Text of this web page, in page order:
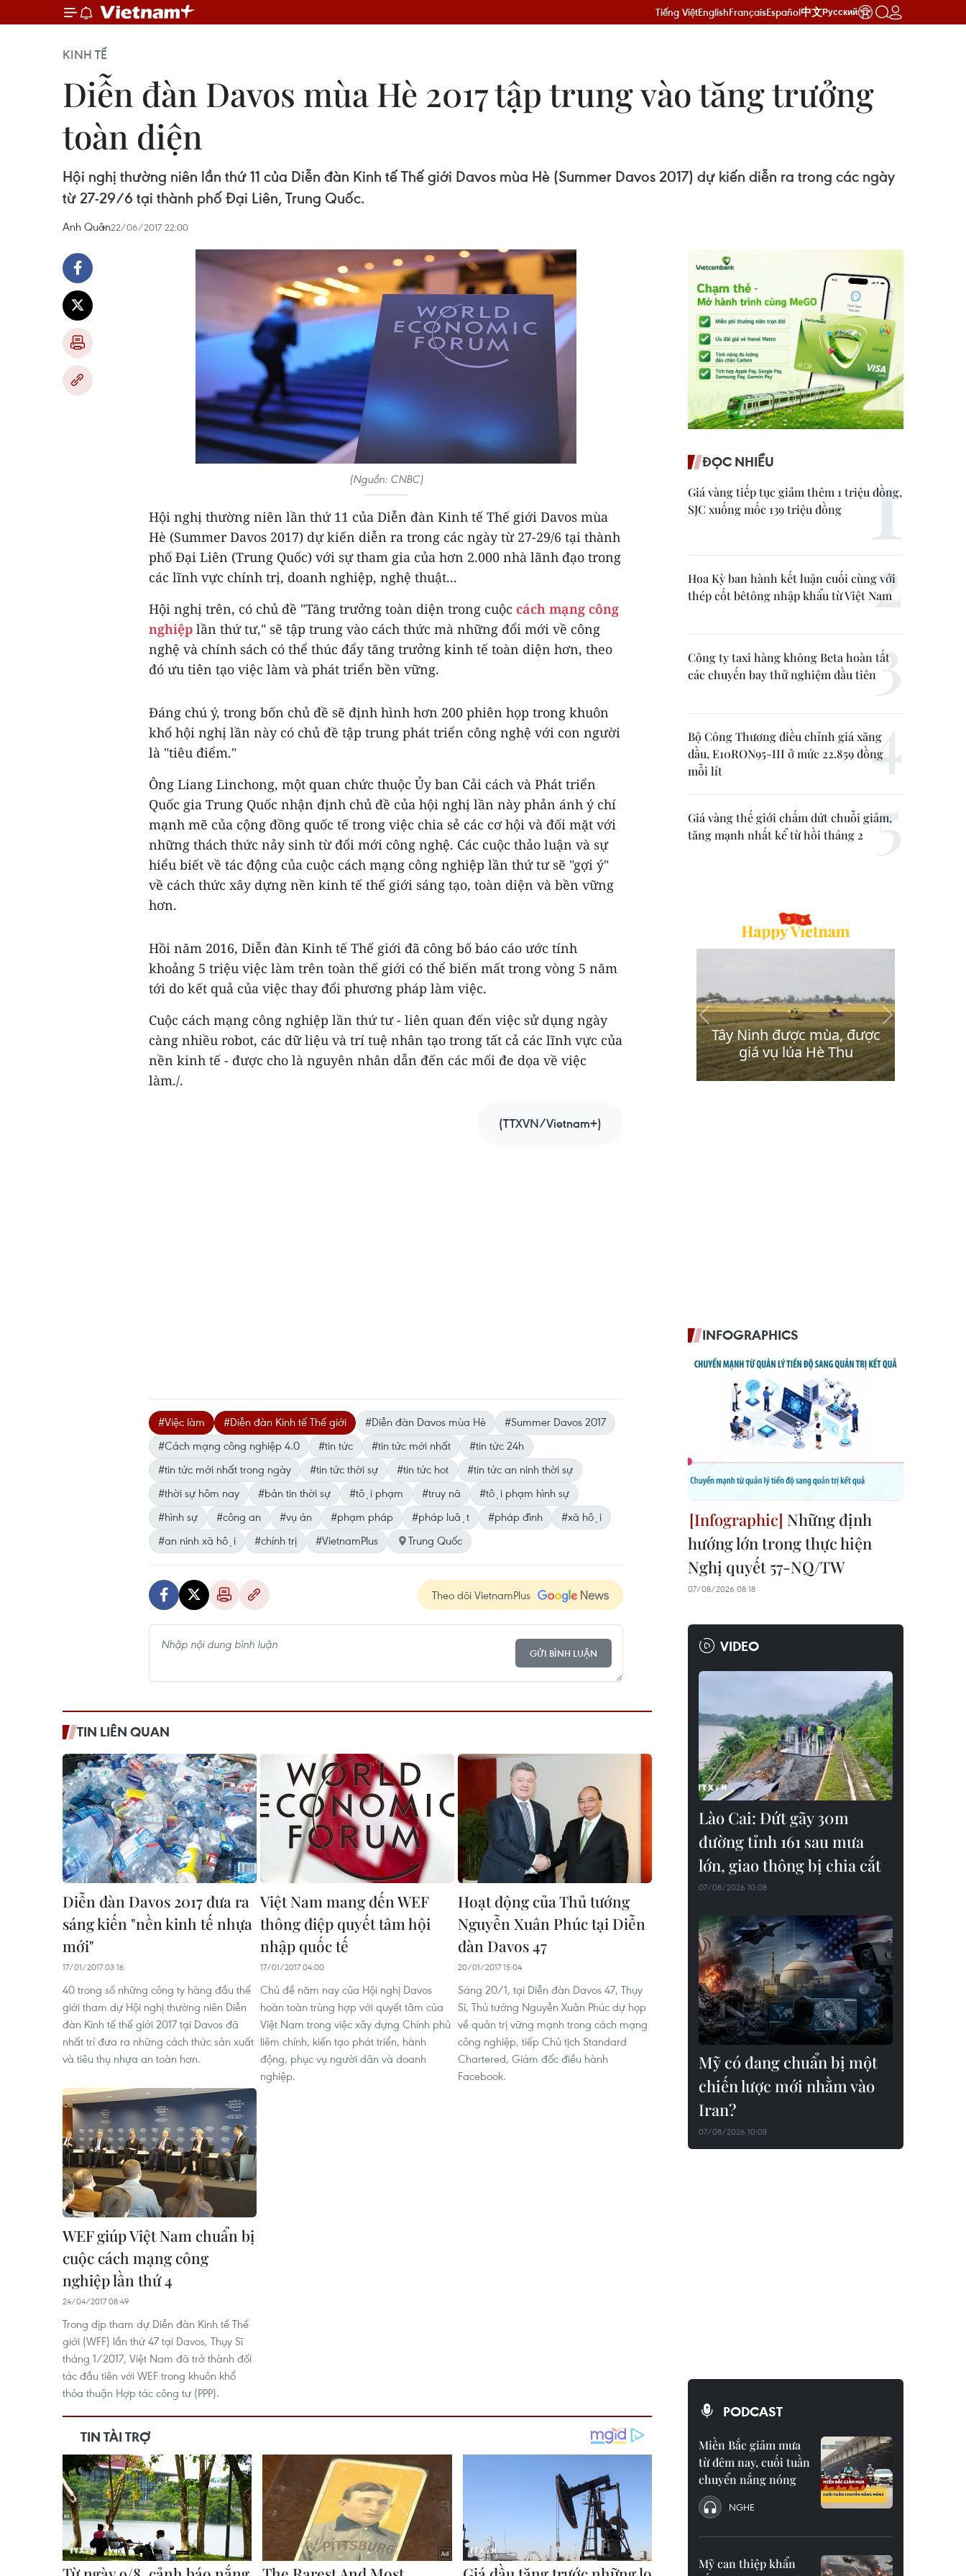
Tiếng ViệtEnglishFrançaisEspañol中文Русский
KINH TẾ
Diễn đàn Davos mùa Hè 2017 tập trung vào tăng trưởng
toàn diện
Hội nghị thường niên lần thứ 11 của Diễn đàn Kinh tế Thế giới Davos mùa Hè (Summer Davos 2017) dự kiến diễn ra trong các ngày
từ 27-29/6 tại thành phố Đại Liên, Trung Quốc.
Anh Quân22/06/2017 22:00
(Nguồn: CNBC)
Hội nghị thường niên lần thứ 11 của Diễn đàn Kinh tế Thế giới Davos mùa
Hè (Summer Davos 2017) dự kiến diễn ra trong các ngày từ 27-29/6 tại thành
phố Đại Liên (Trung Quốc) với sự tham gia của hơn 2.000 nhà lãnh đạo trong
các lĩnh vực chính trị, doanh nghiệp, nghệ thuật...
Hội nghị trên, có chủ đề "Tăng trưởng toàn diện trong cuộc cách mạng công
nghiệp lần thứ tư," sẽ tập trung vào cách thức mà những đổi mới về công
nghệ và chính sách có thể thúc đẩy tăng trưởng kinh tế toàn diện hơn, theo
đó ưu tiên tạo việc làm và phát triển bền vững.
Đáng chú ý, trong bốn chủ đề sẽ định hình hơn 200 phiên họp trong khuôn
khổ hội nghị lần này có chủ đề tập trung phát triển công nghệ với con người
là "tiêu điểm."
Ông Liang Linchong, một quan chức thuộc Ủy ban Cải cách và Phát triển
Quốc gia Trung Quốc nhận định chủ đề của hội nghị lần này phản ánh ý chí
mạnh mẽ của cộng đồng quốc tế trong việc chia sẻ các cơ hội và đối mặt với
những thách thức nảy sinh từ đổi mới công nghệ. Các cuộc thảo luận và sự
hiểu biết về tác động của cuộc cách mạng công nghiệp lần thứ tư sẽ "gợi ý"
về cách thức xây dựng nền kinh tế thế giới sáng tạo, toàn diện và bền vững
hơn.
Hồi năm 2016, Diễn đàn Kinh tế Thế giới đã công bố báo cáo ước tính
khoảng 5 triệu việc làm trên toàn thế giới có thể biến mất trong vòng 5 năm
tới do kết quả của việc thay đổi phương pháp làm việc.
Cuộc cách mạng công nghiệp lần thứ tư - liên quan đến việc sử dụng ngày
càng nhiều robot, các dữ liệu và trí tuệ nhân tạo trong tất cả các lĩnh vực của
nền kinh tế - được cho là nguyên nhân dẫn đến các mối đe dọa về việc
làm./.
(TTXVN/Vietnam+)
#Việc làm #Diễn đàn Kinh tế Thế giới #Diễn đàn Davos mùa Hè
#Summer Davos 2017
#Cách mạng công nghiệp 4.0
#tin tức #tin tức mới nhất
#tin tức 24h
#tin tức mới nhất trong ngày
#tin tức thời sự #tin tức hot
#tin tức an ninh thời sự
#thời sự hôm nay
#bản tin thời sự #tội phạm #truy nã
#tội phạm hình sự
#hình sự
#công an #vụ án #phạm pháp #pháp luật #pháp đình
#xã hội
#an ninh xã hội
#chính trị #VietnamPlus Trung Quốc
Theo dõi VietnamPlus
GỬI BÌNH LUẬN
TIN LIÊN QUAN
Diễn đàn Davos 2017 đưa ra
sáng kiến "nền kinh tế nhựa
mới"
17/01/2017 03:16
40 trong số những công ty hàng đầu thế
giới tham dự Hội nghị thường niên Diễn
đàn Kinh tế thế giới 2017 tại Davos đã
nhất trí đưa ra những cách thức sản xuất
và tiêu thụ nhựa an toàn hơn.
Việt Nam mang đến WEF
thông điệp quyết tâm hội
nhập quốc tế
17/01/2017 04:00
Chủ đề năm nay của Hội nghị Davos
hoàn toàn trùng hợp với quyết tâm của
Việt Nam trong việc xây dựng Chính phủ
liêm chính, kiến tạo phát triển, hành
động, phục vụ người dân và doanh
nghiệp.
Hoạt động của Thủ tướng
Nguyễn Xuân Phúc tại Diễn
đàn Davos 47
20/01/2017 15:04
Sáng 20/1, tại Diễn đàn Davos 47, Thụy
Sĩ, Thủ tướng Nguyễn Xuân Phúc dự họp
về quản trị vững mạnh trong cách mạng
công nghiệp, tiếp Chủ tịch Standard
Chartered, Giám đốc điều hành
Facebook.
WEF giúp Việt Nam chuẩn bị
cuộc cách mạng công
nghiệp lần thứ 4
24/04/2017 08:49
Trong dịp tham dự Diễn đàn Kinh tế Thế
giới (WFF) lần thứ 47 tại Davos, Thụy Sĩ
tháng 1/2017, Việt Nam đã trở thành đối
tác đầu tiên với WEF trong khuôn khổ
thỏa thuận Hợp tác công tư (PPP).
ĐỌC NHIỀU
Giá vàng tiếp tục giảm thêm 1 triệu đồng,
SJC xuống mốc 139 triệu đồng
Hoa Kỳ ban hành kết luận cuối cùng với
thép cốt bêtông nhập khẩu từ Việt Nam
Công ty taxi hàng không Beta hoàn tất
các chuyến bay thử nghiệm đầu tiên
Bộ Công Thương điều chỉnh giá xăng
dầu, E10RON95-III ở mức 22.859 đồng
mỗi lít
Giá vàng thế giới chấm dứt chuỗi giảm,
tăng mạnh nhất kể từ hồi tháng 2
INFOGRAPHICS
Những định
hướng lớn trong thực hiện
Nghị quyết 57-NQ/TW
07/08/2026 08:18
VIDEO
Lào Cai: Đứt gãy 30m
đường tỉnh 161 sau mưa
lớn, giao thông bị chia cắt
07/08/2026 10:08
Mỹ có đang chuẩn bị một
chiến lược mới nhằm vào
Iran?
07/08/2026 10:08
PODCAST
Miền Bắc giảm mưa
từ đêm nay, cuối tuần
chuyển nắng nóng
NGHE
Mỹ can thiệp khẩn